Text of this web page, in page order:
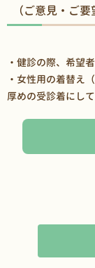
（ご意見・ご
・健診の際、希望
・女性用の着替え
厚めの受診着にし